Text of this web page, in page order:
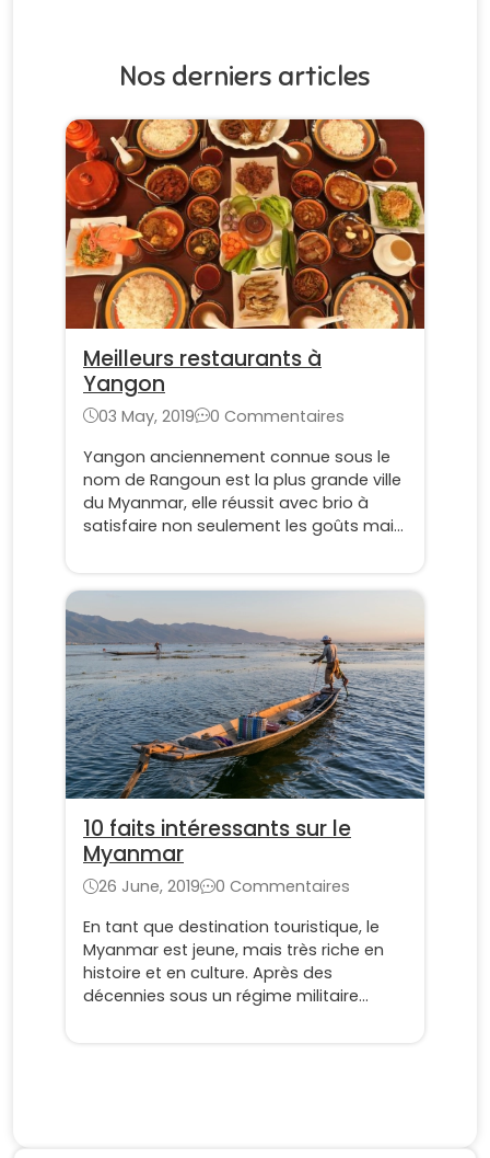
Nos derniers articles
Meilleurs restaurants à
Yangon
03 May, 2019
0 Commentaires
Yangon anciennement connue sous le
nom de Rangoun est la plus grande ville
du Myanmar, elle réussit avec brio à
satisfaire non seulement les goûts mais
liste des meilleurs restaurants de la ville,
bien sûr il ne tient qu’à vous d’y ajouter
ceux que vous aurez eu l’occasion de
tester et qui ont su vous plaire.
10 faits intéressants sur le
Myanmar
26 June, 2019
0 Commentaires
En tant que destination touristique, le
Myanmar est jeune, mais très riche en
histoire et en culture. Après des
décennies sous un régime militaire